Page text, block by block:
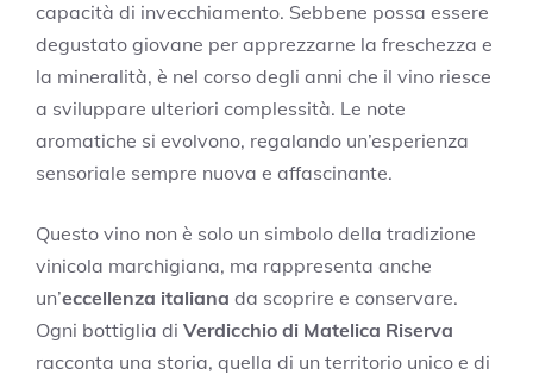
capacità di invecchiamento. Sebbene possa essere
degustato giovane per apprezzarne la freschezza e
la mineralità, è nel corso degli anni che il vino riesce
a sviluppare ulteriori complessità. Le note
aromatiche si evolvono, regalando un’esperienza
sensoriale sempre nuova e affascinante.
Questo vino non è solo un simbolo della tradizione
vinicola marchigiana, ma rappresenta anche
un’eccellenza italiana da scoprire e conservare.
Ogni bottiglia di Verdicchio di Matelica Riserva
racconta una storia, quella di un territorio unico e di